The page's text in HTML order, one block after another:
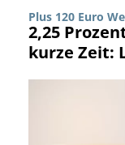
Plus 120 Euro
2,25
kurze Zeit: